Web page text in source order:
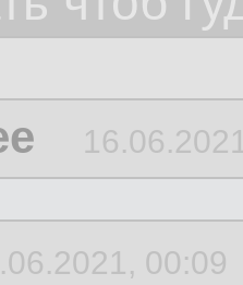
00:09